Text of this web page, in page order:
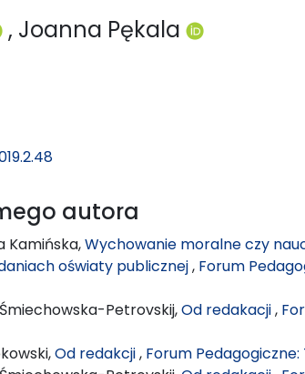
, Joanna Pękala
autora
Kamińska,Wychowanie moralne czy
oświaty publicznej, Forum
Petrovskij,Od redakacji,
Od redakcji, Forum Pedagogiczne: